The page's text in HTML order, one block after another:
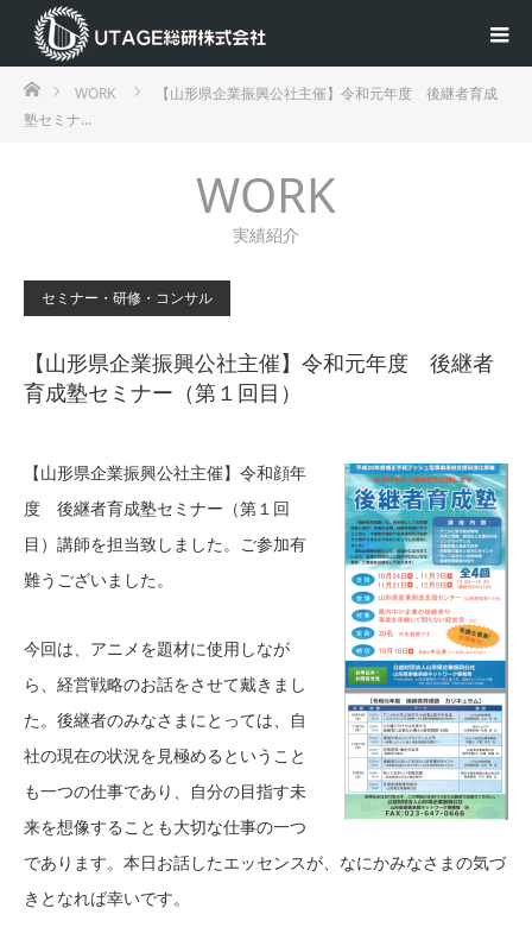
ホームWORK
【山形県企業振興公社主催】令和元年度 後継者育成
塾セミナ…
WORK
実績紹介
セミナー・研修・コンサル
【山形県企業振興公社主催】令和元年度 後継者
育成塾セミナー（第１回目）
【山形県企業振興公社主催】令和顔年
度 後継者育成塾セミナー（第１回
目）講師を担当致しました。ご参加有
難うございました。
今回は、アニメを題材に使用しなが
ら、経営戦略のお話をさせて戴きまし
た。後継者のみなさまにとっては、自
社の現在の状況を見極めるということ
も一つの仕事であり、自分の目指す未
来を想像することも大切な仕事の一つ
であります。本日お話したエッセンスが、なにかみなさまの気づ
きとなれば幸いです。